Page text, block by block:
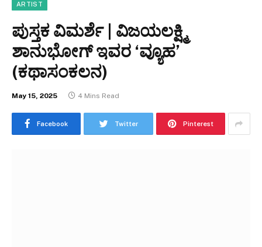
ARTIST
ಪುಸ್ತಕ ವಿಮರ್ಶೆ | ವಿಜಯಲಕ್ಷ್ಮಿ
ಶಾನುಭೋಗ್ ಇವರ ‘ವ್ಯೂಹ’
(ಕಥಾಸಂಕಲನ)
May 15, 2025 4 Mins Read
Facebook Twitter Pinterest